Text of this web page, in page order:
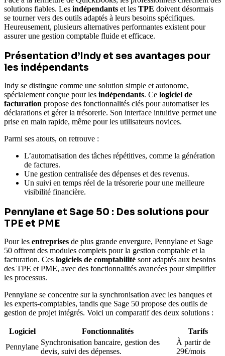
solutions fiables. Les indépendants et les TPE doivent désormais
se tourner vers des outils adaptés à leurs besoins spécifiques.
Heureusement, plusieurs alternatives performantes existent pour
assurer une gestion comptable fluide et efficace.
Présentation d’Indy et ses avantages pour
les indépendants
Indy se distingue comme une solution simple et autonome,
spécialement conçue pour les indépendants. Ce logiciel de
facturation propose des fonctionnalités clés pour automatiser les
déclarations et gérer la trésorerie. Son interface intuitive permet une
prise en main rapide, même pour les utilisateurs novices.
Parmi ses atouts, on retrouve :
L’automatisation des tâches répétitives, comme la génération
de factures.
Une gestion centralisée des dépenses et des revenus.
Un suivi en temps réel de la trésorerie pour une meilleure
visibilité financière.
Pennylane et Sage 50 : Des solutions pour
TPE et PME
Pour les entreprises de plus grande envergure, Pennylane et Sage
50 offrent des modules complets pour la gestion comptable et la
facturation. Ces logiciels de comptabilité sont adaptés aux besoins
des TPE et PME, avec des fonctionnalités avancées pour simplifier
les processus.
Pennylane se concentre sur la synchronisation avec les banques et
les experts-comptables, tandis que Sage 50 propose des outils de
gestion de projet intégrés. Voici un comparatif des deux solutions :
Logiciel Fonctionnalités
Tarifs
Pennylane
Synchronisation bancaire, gestion des
devis, suivi des dépenses.
À partir de
29€/mois